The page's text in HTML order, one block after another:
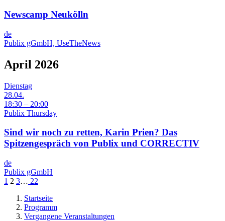
Newscamp Neukölln
de
Publix gGmbH, UseTheNews
April 2026
Dienstag
28.04.
18:30 – 20:00
Publix Thursday
Sind wir noch zu retten, Karin Prien? Das
Spitzengespräch von Publix und CORRECTIV
de
Publix gGmbH
1 2 3… 22
Startseite
Programm
Vergangene Veranstaltungen